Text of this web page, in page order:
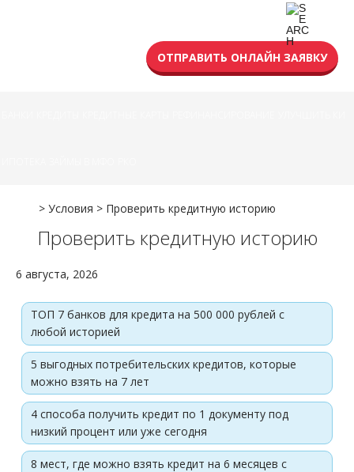
ОТПРАВИТЬ ОНЛАЙН ЗАЯВКУ
> Условия > Проверить кредитную историю
Проверить кредитную историю
6 августа, 2026
ТОП 7 банков для кредита на 500 000 рублей с
любой историей
5 выгодных потребительских кредитов, которые
можно взять на 7 лет
4 способа получить кредит по 1 документу под
низкий процент или уже сегодня
8 мест, где можно взять кредит на 6 месяцев с